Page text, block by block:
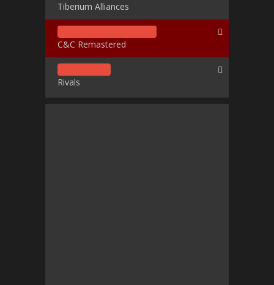
Tiberium Alliances
C&C Remastered
Rivals